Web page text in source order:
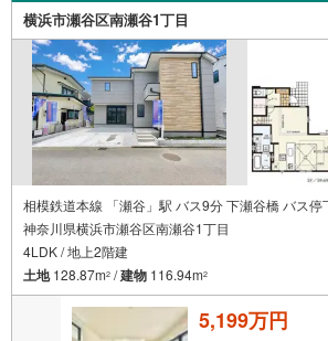
「Yahoo！ 不動産 物件ご成約キャンペーン」の対
「資料をもらう」「見学予約をする」ボタンからお
※必ずYahoo！ JAPAN IDでログインしてください
※PayPayボーナスライトは出金と譲渡はできませ
ら60日です。
ーーーーーーーーーーーーーーーーーーーーーーー
紹介金融機関/都市銀行
利率/年利 0.95％（変動金利）
※上記金利は 2026年8月時点 のものであり、実際
のものとなります。金利情勢により表記の返済額
す。
ーーーーーーーーーーーーーーーーーーーーーー
横浜市瀬谷区南瀬谷1丁目
相模鉄道本線 「瀬谷」駅 バス9分 下瀬谷橋 バス停
神奈川県横浜市瀬谷区南瀬谷1丁目
4LDK / 地上2階建
土地128.87m2 /建物 116.94m2
5,199万円